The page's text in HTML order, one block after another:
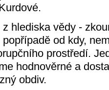
vědy -
od kdy,
prostředí.
hodnověrné a
obdiv.